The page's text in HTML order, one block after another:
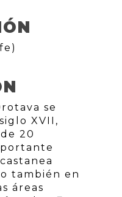
se
XVII,
20
también en
áreas